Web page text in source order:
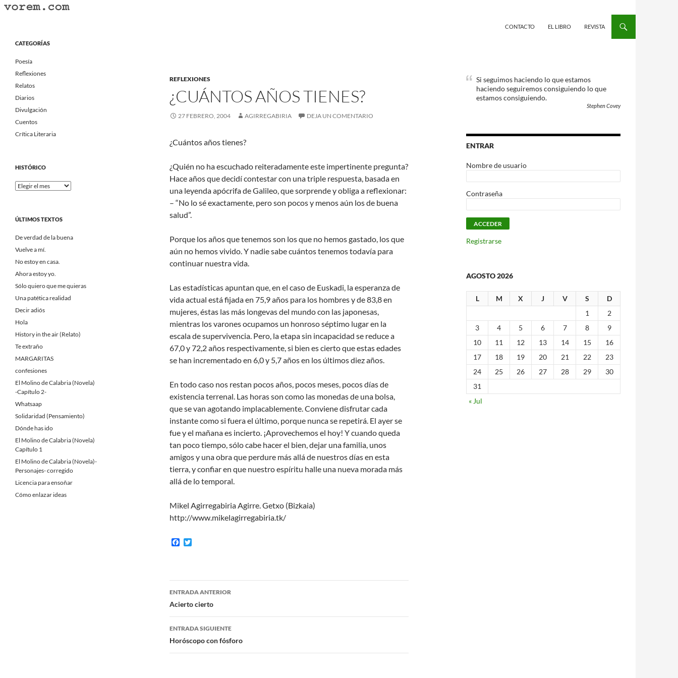
Saltar
CONTACTO EL LIBRO REVISTA
REFLEXIONES
¿CUÁNTOS AÑOS TIENES?
27 FEBRERO, 2004 AGIRREGABIRIA DEJA UN COMENTARIO
¿Cuántos años tienes?
¿Quién no ha escuchado reiteradamente este impertinente pregunta?
Hace años que decidí contestar con una triple respuesta, basada en
una leyenda apócrifa de Galileo, que sorprende y obliga a reflexionar:
– “No lo sé exactamente, pero son pocos y menos aún los de buena
salud”.
Porque los años que tenemos son los que no hemos gastado, los que
aún no hemos vivido. Y nadie sabe cuántos tenemos todavía para
continuar nuestra vida.
Las estadísticas apuntan que, en el caso de Euskadi, la esperanza de
vida actual está fijada en 75,9 años para los hombres y de 83,8 en
mujeres, éstas las más longevas del mundo con las japonesas,
mientras los varones ocupamos un honroso séptimo lugar en la
escala de supervivencia. Pero, la etapa sin incapacidad se reduce a
67,0 y 72,2 años respectivamente, si bien es cierto que estas edades
se han incrementado en 6,0 y 5,7 años en los últimos diez años.
En todo caso nos restan pocos años, pocos meses, pocos días de
existencia terrenal. Las horas son como las monedas de una bolsa,
que se van agotando implacablemente. Conviene disfrutar cada
instante como si fuera el último, porque nunca se repetirá. El ayer se
fue y el mañana es incierto. ¡Aprovechemos el hoy! Y cuando queda
tan poco tiempo, sólo cabe hacer el bien, dejar una familia, unos
amigos y una obra que perdure más allá de nuestros días en esta
tierra, y confiar en que nuestro espíritu halle una nueva morada más
allá de lo temporal.
Mikel Agirregabiria Agirre. Getxo (Bizkaia)
http://www.mikelagirregabiria.tk/
F
o
o
e
r
Navegación
de
entradas
ENTRADA ANTERIOR
Acierto cierto
ENTRADA SIGUIENTE
Horóscopo con fósforo
Si seguimos haciendo lo que estamos
haciendo seguiremos consiguiendo lo que
estamos consiguiendo.
Stephen Covey
ENTRAR
Nombre de usuario
Contraseña
Registrarse
AGOSTO 2026
L M X J V S
D
1
2
3
4 5 6 7 8
9
10
11 12 13 14 15
16
17
18 19 20 21 22
23
24
25 26 27 28 29
30
31
« Jul
Portal Literario Independiente
CATEGORÍAS
Poesía
Reflexiones
Relatos
Diarios
Divulgación
Cuentos
Crítica Literaria
HISTÓRICO
Histórico
ÚLTIMOS TEXTOS
De verdad de la buena
Vuelve a mí.
No estoy en casa.
Ahora estoy yo.
Sólo quiero que me quieras
Una patética realidad
Decir adiós
Hola
History in the air (Relato)
Te extraño
MARGARITAS
confesiones
El Molino de Calabria (Novela)
-Capítulo 2-
Whatsaap
Solidaridad (Pensamiento)
Dónde has ido
El Molino de Calabria (Novela)
Capítulo 1
El Molino de Calabria (Novela)-
Personajes- corregido
Licencia para ensoñar
Cómo enlazar ideas